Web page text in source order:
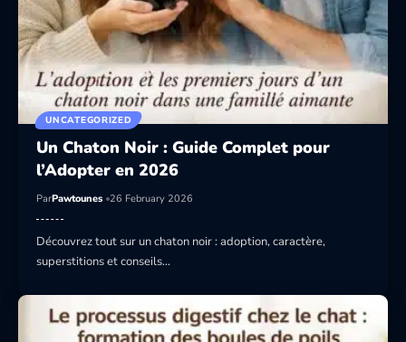
UNCATEGORIZED
Un Chaton Noir : Guide Complet pour
l’Adopter en 2026
ParPawtounes 26 February 2026
Découvrez tout sur un chaton noir : adoption, caractère,
superstitions et conseils…